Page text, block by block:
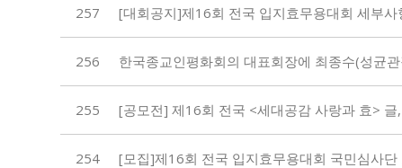
257 [대회공지]제16회 전국 입지효무용대회 세부
256 한국종교인평화회의 대표회장에 최종수(성균
255 [공모전] 제16회 전국 <세대공감 사랑과 효> 글
254 [모집]제16회 전국 입지효무용대회 국민심사단